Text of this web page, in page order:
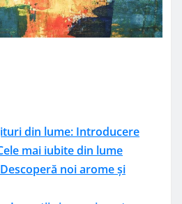
din lume: Introducere
mai iubite din lume
noi arome și